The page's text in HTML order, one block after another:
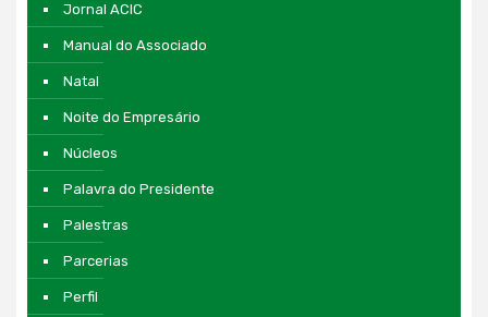
Jornal ACIC
Manual do Associado
Natal
Noite do Empresário
Núcleos
Palavra do Presidente
Palestras
Parcerias
Perfil